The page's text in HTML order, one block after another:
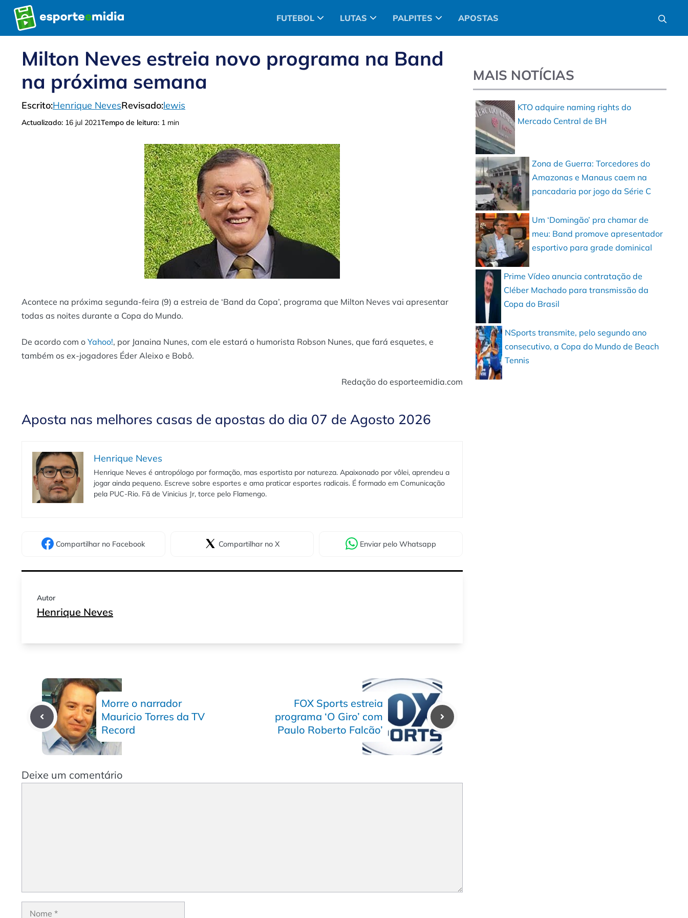
Pular
para
o
FUTEBOL LUTAS PALPITES APOSTAS
Milton Neves estreia novo programa na Band
na próxima semana
Escrito:Henrique NevesRevisado:lewis
Actualizado: 16 jul 2021Tempo de leitura: 1 min
Acontece na próxima segunda-feira (9) a estreia de ‘Band da Copa’, programa que Milton Neves vai apresentar
todas as noites durante a Copa do Mundo.
De acordo com o Yahoo!, por Janaina Nunes, com ele estará o humorista Robson Nunes, que fará esquetes, e
também os ex-jogadores Éder Aleixo e Bobô.
Redação do esporteemidia.com
Aposta nas melhores casas de apostas do dia 07 de Agosto 2026
Henrique Neves
Henrique Neves é antropólogo por formação, mas esportista por natureza. Apaixonado por vôlei, aprendeu a
jogar ainda pequeno. Escreve sobre esportes e ama praticar esportes radicais. É formado em Comunicação
pela PUC-Rio. Fã de Vinicius Jr, torce pelo Flamengo.
Compartilhar no Facebook Compartilhar no X Enviar pelo Whatsapp
Autor
Henrique Neves
Morre o narrador
Mauricio Torres da TV
Record
FOX Sports estreia
programa ‘O Giro’ com
Paulo Roberto Falcão’
Deixe um comentário
Nome
MAIS NOTÍCIAS
KTO adquire naming rights do
Mercado Central de BH
Zona de Guerra: Torcedores do
Amazonas e Manaus caem na
pancadaria por jogo da Série C
Um ‘Domingão’ pra chamar de
meu: Band promove apresentador
esportivo para grade dominical
Prime Vídeo anuncia contratação de
Cléber Machado para transmissão da
Copa do Brasil
NSports transmite, pelo segundo ano
consecutivo, a Copa do Mundo de Beach
Tennis